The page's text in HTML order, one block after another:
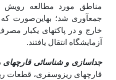
مناطق مورد مطالعه رویش
جمع‫آوری شد؛ به­این‏‌صورت‌
خارج و در پاکت­های یک­بار
آزمایشگاه انتقال یافتند.
جداسازی و شناسائی قارچ­های‌